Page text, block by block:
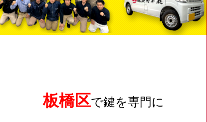
板橋区で鍵を専門に